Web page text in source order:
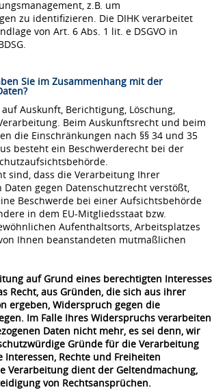
z.B. um
zu identifizieren. Die DIHK verarbeitet
von Art. 6 Abs. 1 lit. e DSGVO in
Sie im Zusammenhang mit der
Auskunft, Berichtigung, Löschung,
Beim Auskunftsrecht und beim
die Einschränkungen nach §§ 34 und 35
besteht ein Beschwerderecht bei der
sind, dass die Verarbeitung Ihrer
Daten gegen Datenschutzrecht verstößt,
Beschwerde bei einer Aufsichtsbehörde
in dem EU-Mitgliedsstaat bzw.
Aufenthaltsorts, Arbeitsplatzes
Ihnen beanstandeten mutmaßlichen
auf Grund eines berechtigten Interesses
Recht, aus Gründen, die sich aus ihrer
ergeben, Widerspruch gegen die
Im Falle Ihres Widerspruchs verarbeiten
Daten nicht mehr, es sei denn, wir
Gründe für die Verarbeitung
Interessen, Rechte und Freiheiten
Verarbeitung dient der Geltendmachung,
von Rechtsansprüchen.